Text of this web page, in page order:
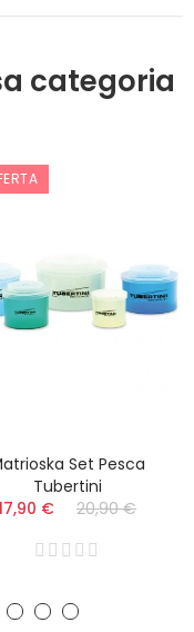
categoria
Set Pesca
Tubertini
€
20,90 €